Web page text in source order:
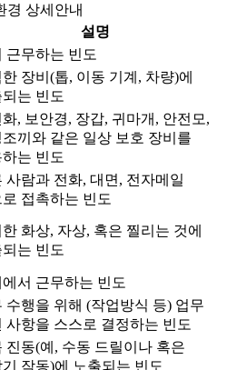
경 상세안내
설명
근무하는 빈도
장비(톱, 이동 기계, 차량)에
되는 빈도
화, 보안경, 장갑, 귀마개, 안전모,
조끼와 같은 일상 보호 장비를
는 빈도
사람과 전화, 대면, 전자메일
로 접촉하는 빈도
화상, 자상, 혹은 찔리는 것에
되는 빈도
에서 근무하는 빈도
수행을 위해 (작업방식 등) 업무
사항을 스스로 결정하는 빈도
진동(예, 수동 드릴이나 혹은
기 작동)에 노출되는 빈도